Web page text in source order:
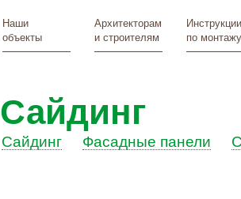
Наши
объекты
Архитекторам
и строителям
Инструкции
по монтажу
Сайдинг
Сайдинг Фасадные панели